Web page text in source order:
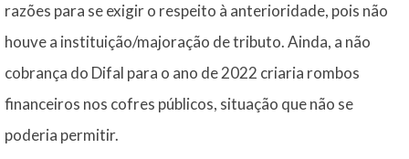
razões para se exigir o respeito à anterioridade, pois não
houve a instituição/majoração de tributo. Ainda, a não
cobrança do Difal para o ano de 2022 criaria rombos
financeiros nos cofres públicos, situação que não se
poderia permitir.